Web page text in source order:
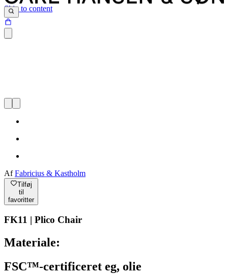
Skip to content
AfFabricius & Kastholm
Tilføj
til
favoritter
FK11 | Plico Chair
Materiale:
FSC™-certificeret eg, olie